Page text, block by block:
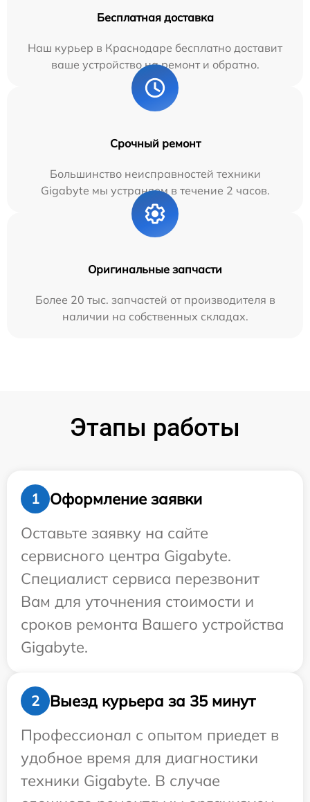
Бесплатная доставка
Наш курьер в Краснодаре бесплатно доставит
ваше устройство на ремонт и обратно.
Срочный ремонт
Большинство неисправностей техники
Gigabyte мы устраняем в течение 2 часов.
Оригинальные запчасти
Более 20 тыс. запчастей от производителя в
наличии на собственных складах.
Этапы работы
1
Оформление заявки
Оставьте заявку на сайте
сервисного центра Gigabyte.
Специалист сервиса перезвонит
Вам для уточнения стоимости и
сроков ремонта Вашего устройства
Gigabyte.
2
Выезд курьера за 35 минут
Профессионал с опытом приедет в
удобное время для диагностики
техники Gigabyte. В случае